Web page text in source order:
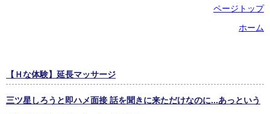
ページトップ
ホーム
【Ｈな体験】延長マッサージ
三ツ星しろうと即ハメ面接 話を聞きに来ただけなのに...あっという